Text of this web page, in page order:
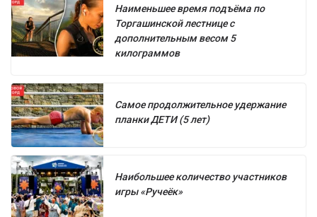
Наименьшее время подъёма по
Торгашинской лестнице с
дополнительным весом 5
килограммов
Самое продолжительное удержание
планки ДЕТИ (5 лет)
Наибольшее количество участников
игры «Ручеёк»